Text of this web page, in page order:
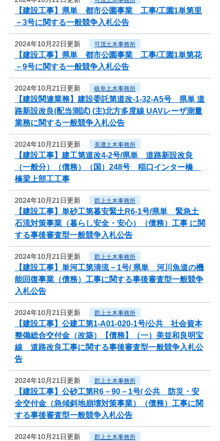
【建設工事】県単 都市公園事業 工事/工園1単第里
－3号に関する一般競争入札公告
2024年10月22日更新 可茂土木事務所
【建設工事】県単 都市公園事業 工事/工園1単第花
－9号に関する一般競争入札公告
2024年10月21日更新 岐阜土木事務所
【建設関連業務】建設委託第道改-1-32-A5号 県単 道
路新設改良(配当測試) (主)北方多度線 UAVレーザ測量
業務に関する一般競争入札公告
2024年10月21日更新 美濃土木事務所
【建設工事】建工第道改4-2号/県単 道路新設改良
（一般分）（債務）（国）248号 稲口インター橋
橋梁上部工工事
2024年10月21日更新 郡上土木事務所
【建設工事】単砂工第暮安緊土R6-1号/県単 緊急土
石流対策事業（暮らし安全・安心）（債務）工事 に関
する事後審査型一般競争入札公告
2024年10月21日更新 郡上土木事務所
【建設工事】単河工第清流－1号/ 県単 河川魚道の機
能回復事業（債務）工事に関する事後審査型一般競争
入札公告
2024年10月21日更新 郡上土木事務所
【建設工事】公建工第1-A01-020-1号/公共 社会資本
整備総合交付金（改築）【債務】（一）美並和良明宝
線 道路改良工事に関する事後審査型一般競争入札公
告
2024年10月21日更新 郡上土木事務所
【建設工事】公砂工第R6－90－1号/ 公共 防災・安
全交付金（急傾斜地崩壊対策事業）（債務）工事に関
する事後審査型一般競争入札公告
2024年10月21日更新 郡上土木事務所